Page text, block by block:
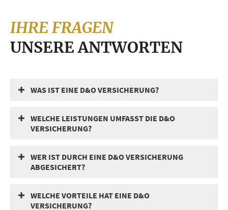
IHRE FRAGEN
UNSERE ANTWORTEN
WAS IST EINE D&O VERSICHERUNG?
WELCHE LEISTUNGEN UMFASST DIE D&O
VERSICHERUNG?
WER IST DURCH EINE D&O VERSICHERUNG
ABGESICHERT?
WELCHE VORTEILE HAT EINE D&O
VERSICHERUNG?